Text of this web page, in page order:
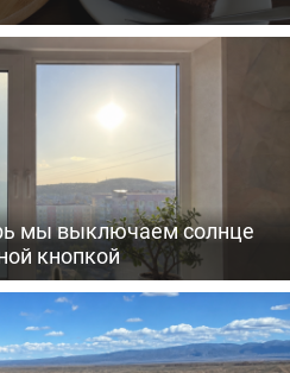
мы выключаем солнце
кнопкой